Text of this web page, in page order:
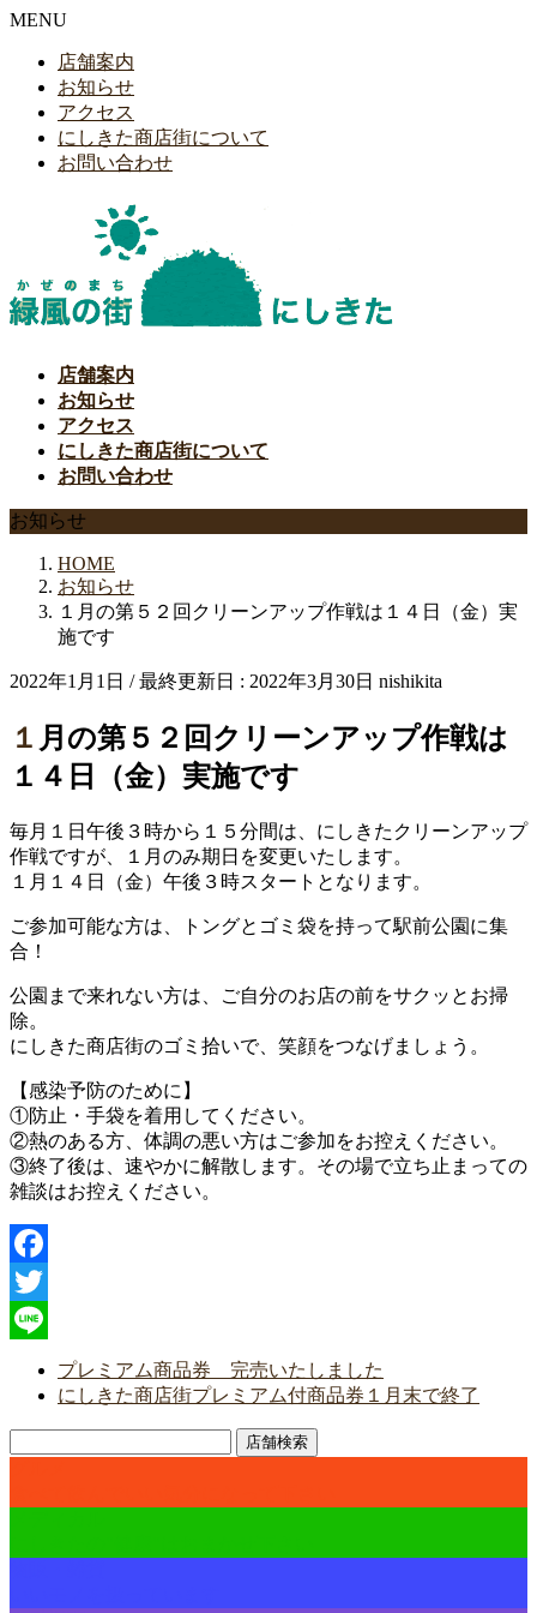
MENU
店舗案内
お知らせ
アクセス
にしきた商店街について
お問い合わせ
店舗案内
お知らせ
アクセス
にしきた商店街について
お問い合わせ
お知らせ
HOME
お知らせ
１月の第５２回クリーンアップ作戦は１４日（金）実
施です
2022年1月1日 / 最終更新日 : 2022年3月30日 nishikita
１月の第５２回クリーンアップ作戦は
１４日（金）実施です
毎月１日午後３時から１５分間は、にしきたクリーンアップ
作戦ですが、１月のみ期日を変更いたします。
１月１４日（金）午後３時スタートとなります。
ご参加可能な方は、トングとゴミ袋を持って駅前公園に集
合！
公園まで来れない方は、ご自分のお店の前をサクッとお掃
除。
にしきた商店街のゴミ拾いで、笑顔をつなげましょう。
【感染予防のために】
①防止・手袋を着用してください。
②熱のある方、体調の悪い方はご参加をお控えください。
③終了後は、速やかに解散します。その場で立ち止まっての
雑談はお控えください。
Facebook
Twitter
プレミアム商品券 完売いたしました
にしきた商店街プレミアム付商品券１月末で終了
店舗検索